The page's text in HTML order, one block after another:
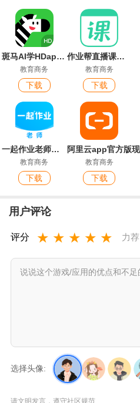
斑马AI学HDapp官方版
教育商务
下载
作业帮直播课官方版
教育商务
下载
一起作业老师端最新版
教育商务
下载
阿里云app官方版
教育商务
下载
用户评论
评分 ★ ★ ★ ★ ★ 力荐
选择头像:
请文明发言，遵守社区规范